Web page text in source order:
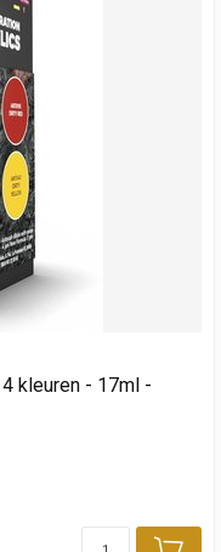
kleuren - 17ml -